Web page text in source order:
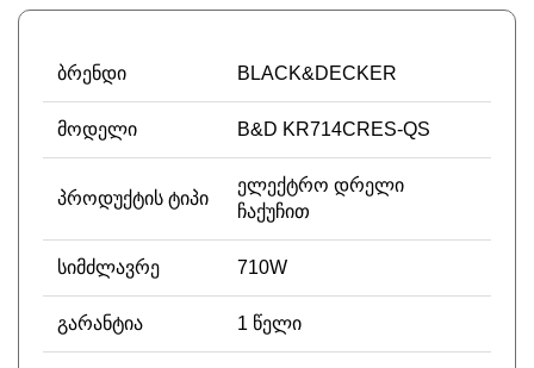
ბრენდი BLACK&DECKER
მოდელი B&D KR714CRES-QS
პროდუქტის ტიპი
ელექტრო დრელი
ჩაქუჩით
სიმძლავრე 710W
გარანტია 1 წელი